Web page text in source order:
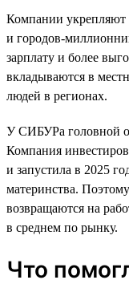
Компании укрепляют
и городов-
зарплату и более
вкладываются в
людей в регионах.
У СИБУРа головной
Компания
и запустила в 2025
материнства.
возвращаются на
в среднем по рынку.
Что